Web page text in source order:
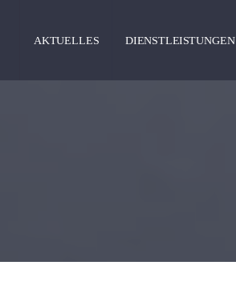
AKTUELLES DIENSTLEISTUNGEN